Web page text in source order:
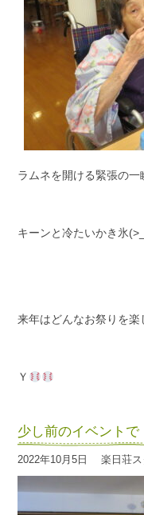
ラムネを開ける緊張の一
キーンと冷たいかき氷
来年はどんなお祭りを
Ｙ
少し前のイベント
2022年10月5日 楽日荘